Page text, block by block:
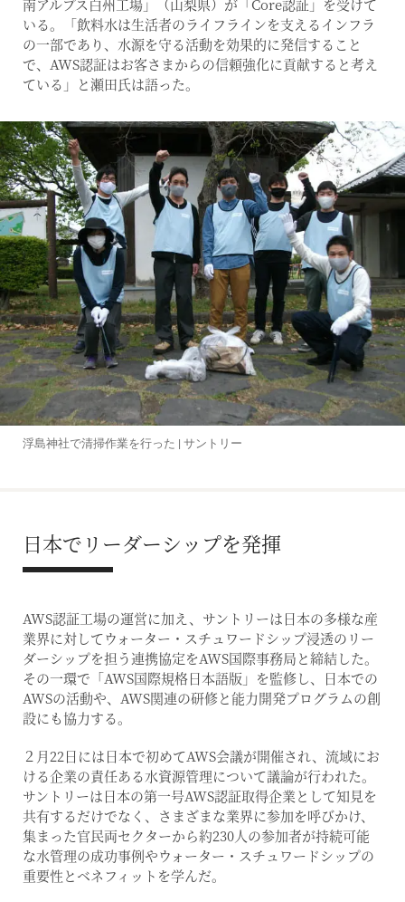
南アルプス白州工場」（山梨県）が「Core認証」を受けて
いる。「飲料水は生活者のライフラインを支えるインフラ
の一部であり、水源を守る活動を効果的に発信すること
で、AWS認証はお客さまからの信頼強化に貢献すると考え
ている」と瀬田氏は語った。
浮島神社で清掃作業を行った | サントリー
日本でリーダーシップを発揮
AWS認証工場の運営に加え、サントリーは日本の多様な産
業界に対してウォーター・スチュワードシップ浸透のリー
ダーシップを担う連携協定をAWS国際事務局と締結した。
その一環で「AWS国際規格日本語版」を監修し、日本での
AWSの活動や、AWS関連の研修と能力開発プログラムの創
設にも協力する。
２月22日には日本で初めてAWS会議が開催され、流域にお
ける企業の責任ある水資源管理について議論が行われた。
サントリーは日本の第一号AWS認証取得企業として知見を
共有するだけでなく、さまざまな業界に参加を呼びかけ、
集まった官民両セクターから約230人の参加者が持続可能
な水管理の成功事例やウォーター・スチュワードシップの
重要性とベネフィットを学んだ。